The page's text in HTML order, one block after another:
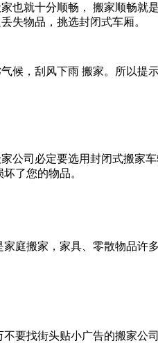
就十分顺畅， 搬家顺畅就
失物品，挑选封闭式车厢。
，刮风下雨 搬家。所以提
司必定要选用封闭式搬家车
了您的物品。
搬家，家具、零散物品许
找街头贴小广告的搬家公